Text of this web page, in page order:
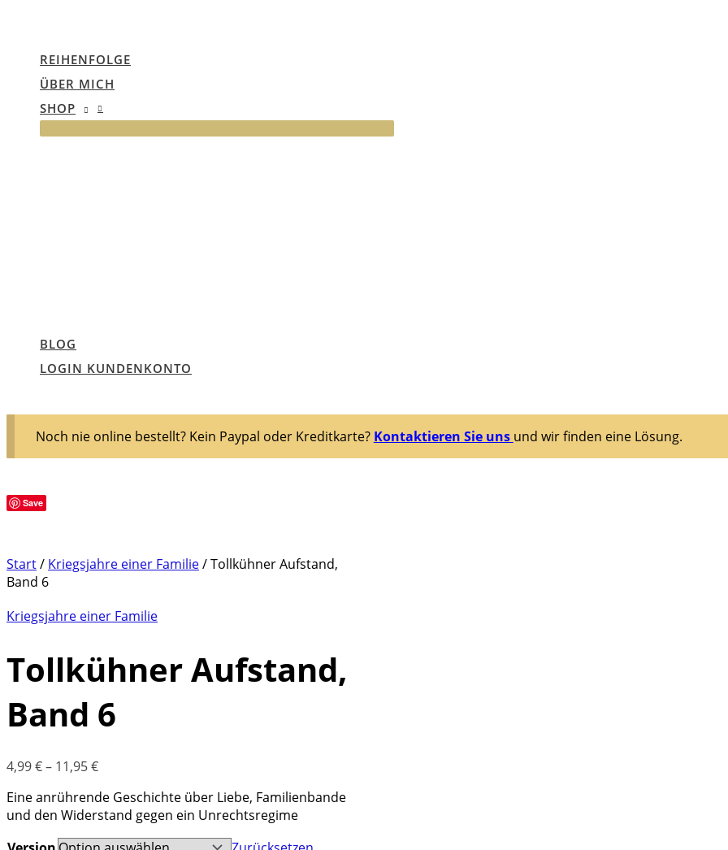
REIHENFOLGE
ÜBER MICH
SHOP
BLOG
LOGIN KUNDENKONTO
Noch nie online bestellt? Kein Paypal oder Kreditkarte? Kontaktieren Sie uns und wir finden eine Lösung.
Save
Start/ Kriegsjahre einer Familie/ Tollkühner Aufstand,
Band 6
Kriegsjahre einer Familie
Tollkühner Aufstand,
Band 6
4,99€– 11,95€
Eine anrührende Geschichte über Liebe, Familienbande
und den Widerstand gegen ein Unrechtsregime